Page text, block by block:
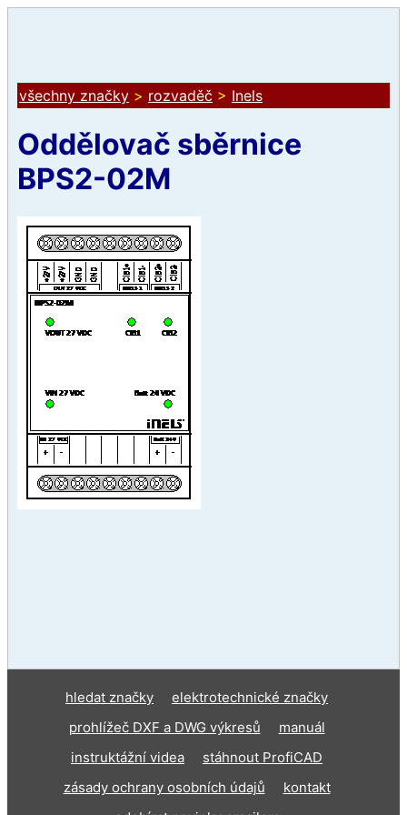
všechny značky > rozvaděč > Inels
Oddělovač sběrnice
BPS2-02M
hledat značky
elektrotechnické značky
prohlížeč DXF a DWG výkresů
manuál
instruktážní videa
stáhnout ProfiCAD
zásady ochrany osobních údajů
kontakt